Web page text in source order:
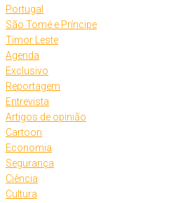
Portugal
São Tomé e Príncipe
Timor Leste
Agenda
Exclusivo
Reportagem
Entrevista
Artigos de opinião
Cartoon
Economia
Segurança
Ciência
Cultura